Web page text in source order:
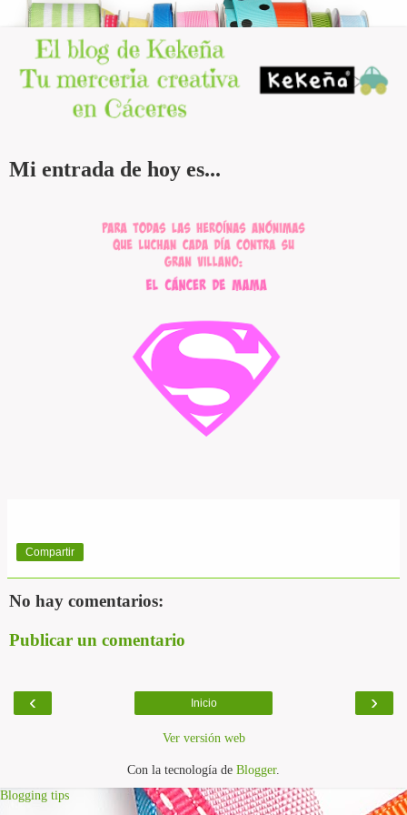
Mi entrada de hoy es...
Compartir
No hay comentarios:
Publicar un comentario
‹ ›
Inicio
Ver versión web
Con la tecnología de Blogger.
Blogging tips